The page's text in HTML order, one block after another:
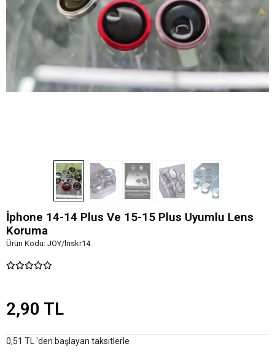
İphone 14-14 Plus Ve 15-15 Plus Uyumlu Lens
Koruma
Ürün Kodu: JOY/lnskr14
2,90 TL
0,51 TL 'den başlayan taksitlerle